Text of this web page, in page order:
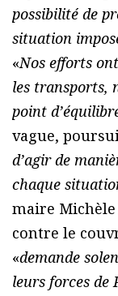
possibilité de
situation
«Nos efforts
les transports,
point
vague,
d’agir de
chaque
maire
contre le
«demande
leurs forces de